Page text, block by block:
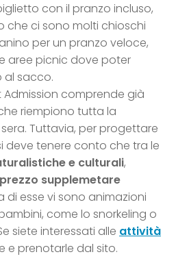
con il pranzo incluso,
che ci sono molti chioschi
per un pranzo veloce,
aree picnic dove poter
al sacco.
comprende già
riempiono tutta la
Tuttavia, per progettare
deve tenere conto che tra le
e culturali,
prezzo supplemetare
di esse vi sono animazioni
come lo snorkeling o
siete interessati alle attività
e prenotarle dal sito.